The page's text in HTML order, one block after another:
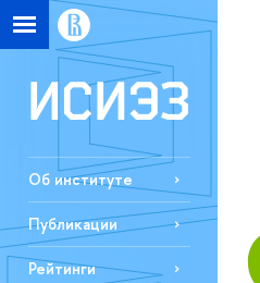
Об институте
Публикации
Рейтинги